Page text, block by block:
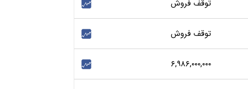
توقف فروش
توقف فروش
۶,۹۸۶,۰۰۰,۰۰۰